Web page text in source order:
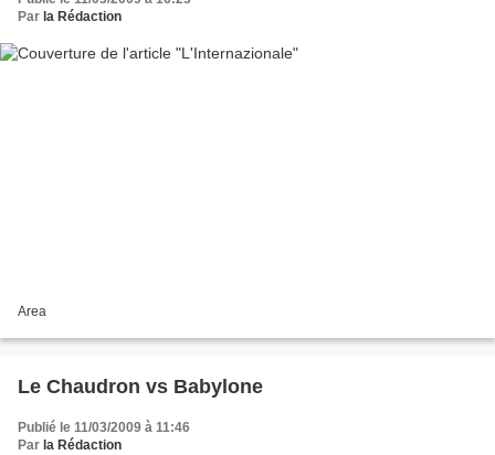
Par la Rédaction
Area
Le Chaudron vs Babylone
Publié le 11/03/2009 à 11:46
Par la Rédaction